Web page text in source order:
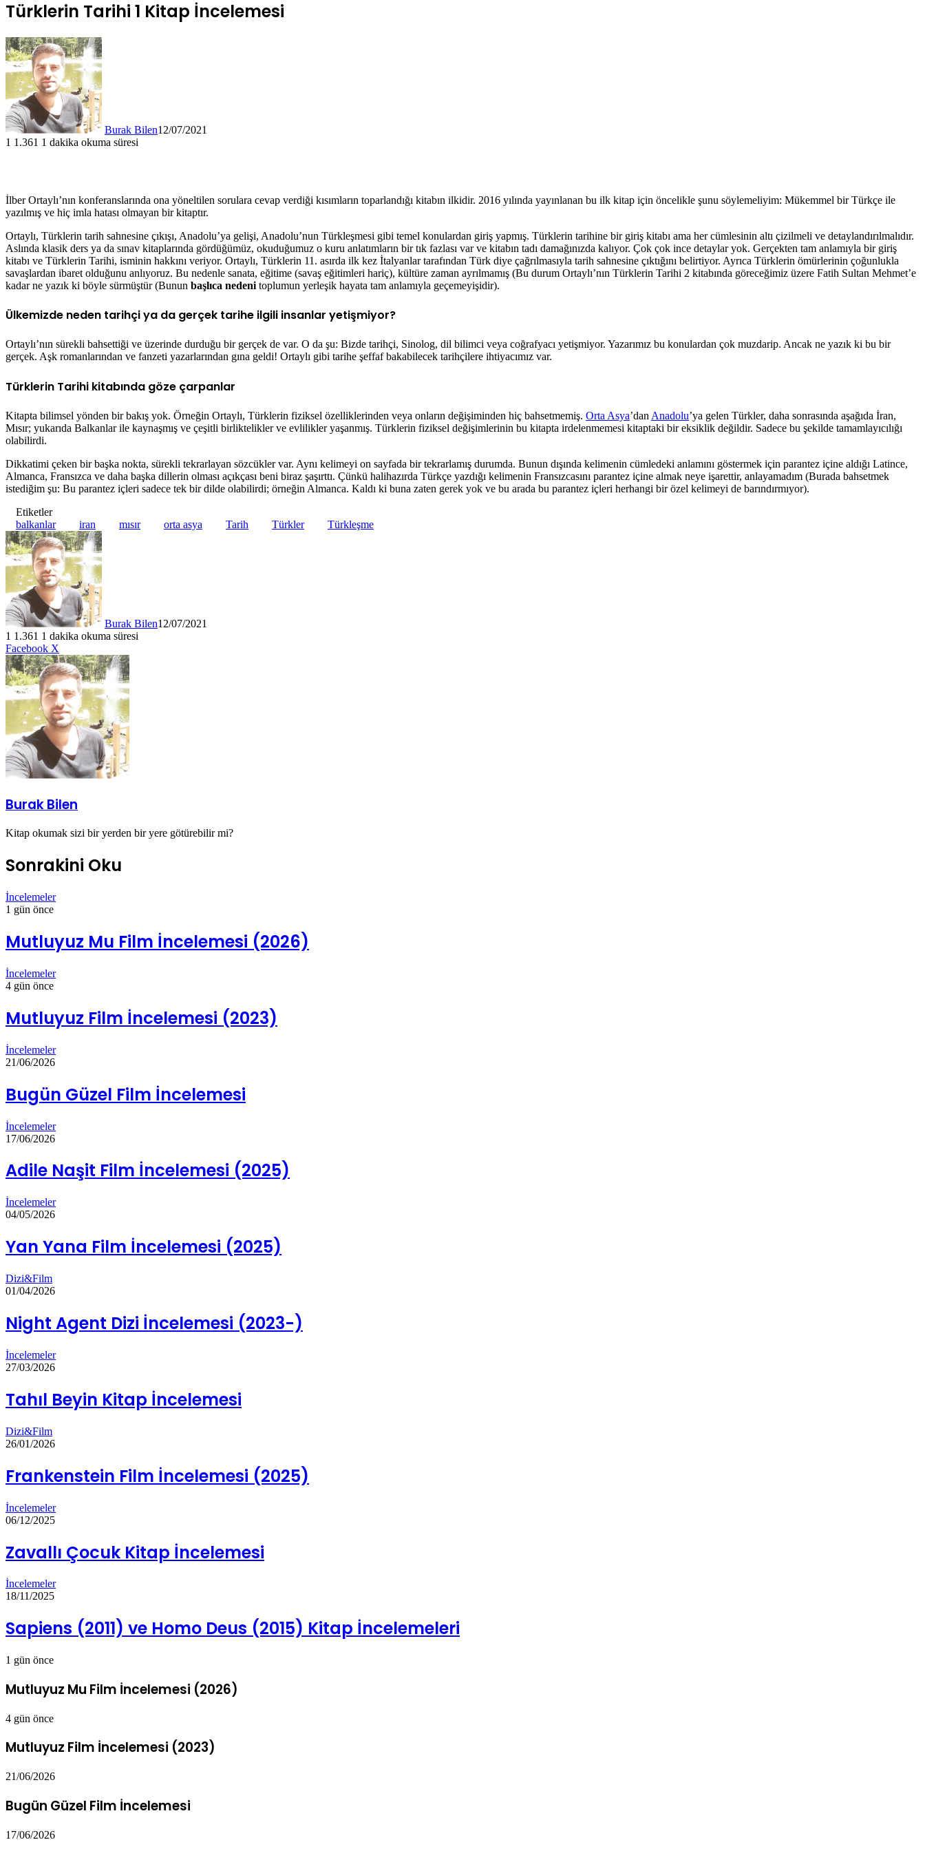
Türklerin Tarihi 1 Kitap İncelemesi
Burak Bilen12/07/2021
1 1.361 1 dakika okuma süresi
İlber Ortaylı’nın konferanslarında ona yöneltilen sorulara cevap verdiği kısımların toparlandığı kitabın ilkidir. 2016 yılında yayınlanan bu ilk kitap için öncelikle şunu söylemeliyim: Mükemmel bir Türkçe ile
yazılmış ve hiç imla hatası olmayan bir kitaptır.
Ortaylı, Türklerin tarih sahnesine çıkışı, Anadolu’ya gelişi, Anadolu’nun Türkleşmesi gibi temel konulardan giriş yapmış. Türklerin tarihine bir giriş kitabı ama her cümlesinin altı çizilmeli ve detaylandırılmalıdır.
Aslında klasik ders ya da sınav kitaplarında gördüğümüz, okuduğumuz o kuru anlatımların bir tık fazlası var ve kitabın tadı damağınızda kalıyor. Çok çok ince detaylar yok. Gerçekten tam anlamıyla bir giriş
kitabı ve Türklerin Tarihi, isminin hakkını veriyor. Ortaylı, Türklerin 11. asırda ilk kez İtalyanlar tarafından Türk diye çağrılmasıyla tarih sahnesine çıktığını belirtiyor. Ayrıca Türklerin ömürlerinin çoğunlukla
savaşlardan ibaret olduğunu anlıyoruz. Bu nedenle sanata, eğitime (savaş eğitimleri hariç), kültüre zaman ayrılmamış (Bu durum Ortaylı’nın Türklerin Tarihi 2 kitabında göreceğimiz üzere Fatih Sultan Mehmet’e
kadar ne yazık ki böyle sürmüştür (Bunun başlıca nedeni toplumun yerleşik hayata tam anlamıyla geçemeyişidir).
Ülkemizde neden tarihçi ya da gerçek tarihe ilgili insanlar yetişmiyor?
Ortaylı’nın sürekli bahsettiği ve üzerinde durduğu bir gerçek de var. O da şu: Bizde tarihçi, Sinolog, dil bilimci veya coğrafyacı yetişmiyor. Yazarımız bu konulardan çok muzdarip. Ancak ne yazık ki bu bir
gerçek. Aşk romanlarından ve fanzeti yazarlarından gına geldi! Ortaylı gibi tarihe şeffaf bakabilecek tarihçilere ihtiyacımız var.
Türklerin Tarihi kitabında göze çarpanlar
Kitapta bilimsel yönden bir bakış yok. Örneğin Ortaylı, Türklerin fiziksel özelliklerinden veya onların değişiminden hiç bahsetmemiş. Orta Asya’dan Anadolu’ya gelen Türkler, daha sonrasında aşağıda İran,
Mısır; yukarıda Balkanlar ile kaynaşmış ve çeşitli birliktelikler ve evlilikler yaşanmış. Türklerin fiziksel değişimlerinin bu kitapta irdelenmemesi kitaptaki bir eksiklik değildir. Sadece bu şekilde tamamlayıcılığı
olabilirdi.
Dikkatimi çeken bir başka nokta, sürekli tekrarlayan sözcükler var. Aynı kelimeyi on sayfada bir tekrarlamış durumda. Bunun dışında kelimenin cümledeki anlamını göstermek için parantez içine aldığı Latince,
Almanca, Fransızca ve daha başka dillerin olması açıkçası beni biraz şaşırttı. Çünkü halihazırda Türkçe yazdığı kelimenin Fransızcasını parantez içine almak neye işarettir, anlayamadım (Burada bahsetmek
istediğim şu: Bu parantez içleri sadece tek bir dilde olabilirdi; örneğin Almanca. Kaldı ki buna zaten gerek yok ve bu arada bu parantez içleri herhangi bir özel kelimeyi de barındırmıyor).
Etiketler
balkanlar
iran mısır orta asya Tarih Türkler Türkleşme
Burak Bilen12/07/2021
1 1.361 1 dakika okuma süresi
Facebook X
Posta
ile
paylaş
Burak Bilen
Kitap okumak sizi bir yerden bir yere götürebilir mi?
Sonrakini Oku
İncelemeler
1 gün önce
Mutluyuz Mu Film İncelemesi (2026)
İncelemeler
4 gün önce
Mutluyuz Film İncelemesi (2023)
İncelemeler
21/06/2026
Bugün Güzel Film İncelemesi
İncelemeler
17/06/2026
Adile Naşit Film İncelemesi (2025)
İncelemeler
04/05/2026
Yan Yana Film İncelemesi (2025)
Dizi&Film
01/04/2026
Night Agent Dizi İncelemesi (2023-)
İncelemeler
27/03/2026
Tahıl Beyin Kitap İncelemesi
Dizi&Film
26/01/2026
Frankenstein Film İncelemesi (2025)
İncelemeler
06/12/2025
Zavallı Çocuk Kitap İncelemesi
İncelemeler
18/11/2025
Sapiens (2011) ve Homo Deus (2015) Kitap İncelemeleri
1 gün önce
Mutluyuz Mu Film İncelemesi (2026)
4 gün önce
Mutluyuz Film İncelemesi (2023)
21/06/2026
Bugün Güzel Film İncelemesi
17/06/2026